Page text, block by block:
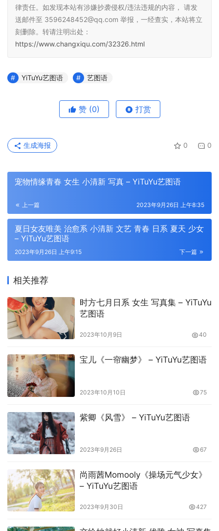
律责任。如发现本站有涉嫌抄袭侵权/违法违规的内容， 请发
送邮件至 3596248452@qq.com 举报，一经查实，本站将立
刻删除。转请注明出处：
https://www.changxiqu.com/32326.html
YiTuYu艺图语 艺图语
赞 (0) 打赏
0 0
生成海报
宠物情缘青春 女生 小清新 写真 – YiTuYu艺图语
上一篇 2023年9月26日 上午8:35
夏日女友唯美 治愈系 小清新 文艺 青春 日系 夏天 少女
– YiTuYu艺图语
下一篇
2023年9月26日 上午9:15
相关推荐
时方七月日系 女生 写真集 – YiTuYu
艺图语
2023年10月9日 40
宝儿《一帘幽梦》 – YiTuYu艺图语
2023年10月10日 75
紫卿《风雪》 – YiTuYu艺图语
2023年9月26日 67
尚雨茜Momooly《操场元气少女》
– YiTuYu艺图语
2023年9月30日 427